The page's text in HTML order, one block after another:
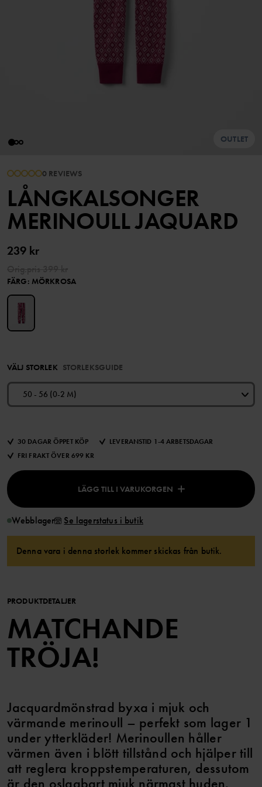
OUTLET
0 REVIEWS
LÅNGKALSONGER
MERINOULL JAQUARD
239 kr
FÄRG: MÖRKROSA
VÄLJ STORLEK STORLEKSGUIDE
50 - 56 (0-2 M)
30 DAGAR ÖPPET KÖP
LEVERANSTID 1-4 ARBETSDAGAR
FRI FRAKT ÖVER 699 KR
LÄGG TILL I VARUKORGEN
Webblager Se lagerstatus i butik
Denna vara i denna storlek kommer skickas från butik.
PRODUKTDETALJER
MATCHANDE
TRÖJA!
Jacquardmönstrad byxa i mjuk och
värmande merinoull – perfekt som lager 1
under ytterkläder! Merinoullen håller
värmen även i blött tillstånd och hjälper till
att reglera kroppstemperaturen, dessutom